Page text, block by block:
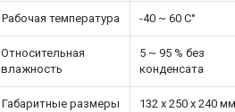
Рабочая температура -40 ~ 60 C°
Относительная
влажность
5 ~ 95 % без
конденсата
Габаритные размеры
132 x 250 x 240 мм